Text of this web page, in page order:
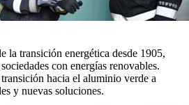
la transición energética desde 1905,
con energías renovables.
hacia el aluminio verde a
y nuevas soluciones.